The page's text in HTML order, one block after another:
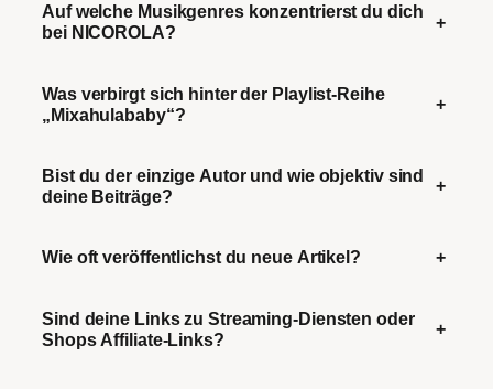
Auf welche Musikgenres konzentrierst du dich
bei NICOROLA?
+
Was verbirgt sich hinter der Playlist-Reihe
„Mixahulababy“?
+
Bist du der einzige Autor und wie objektiv sind
deine Beiträge?
+
Wie oft veröffentlichst du neue Artikel? +
Sind deine Links zu Streaming-Diensten oder
Shops Affiliate-Links?
+